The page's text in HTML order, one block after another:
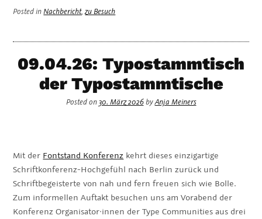
Posted inNachbericht,zu Besuch
09.04.26: Typostammtisch
der Typostammtische
Posted on30. März 2026byAnja Meiners
Mit der Fontstand Konferenz kehrt dieses einzigartige
Schriftkonferenz-Hochgefühl nach Berlin zurück und
Schriftbegeisterte von nah und fern freuen sich wie Bolle.
Zum informellen Auftakt besuchen uns am Vorabend der
Konferenz Organisator·innen der Type Communities aus drei